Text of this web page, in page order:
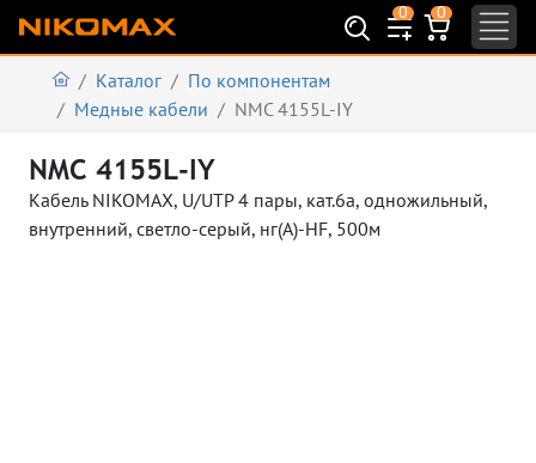
0 0
Каталог
По компонентам
Медные кабели
NMC 4155L-IY
NMC 4155L-IY
Кабель NIKOMAX, U/UTP 4 пары, кат.6a, одножильный,
внутренний, светло-серый, нг(А)-HF, 500м